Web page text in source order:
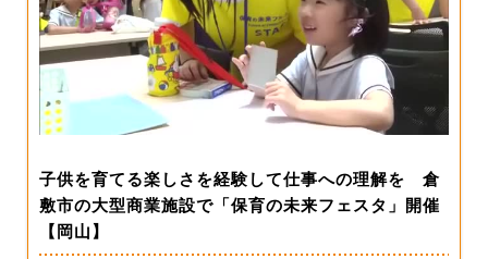
子供を育てる楽しさを経験して仕事への理解を 倉
敷市の大型商業施設で「保育の未来フェスタ」開催
【岡山】